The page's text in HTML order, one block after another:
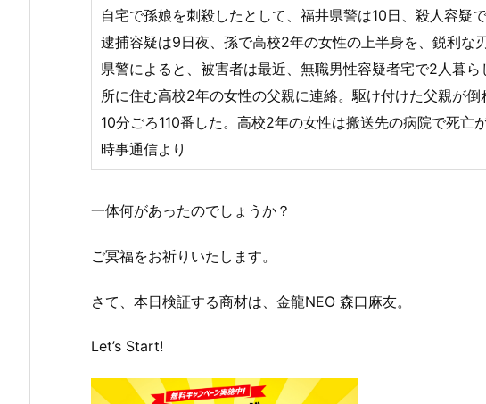
自宅で孫娘を刺殺したとして、福井県警は10日、殺人容疑
逮捕容疑は9日夜、孫で高校2年の女性の上半身を、鋭利な
県警によると、被害者は最近、無職男性容疑者宅で2人暮
所に住む高校2年の女性の父親に連絡。駆け付けた父親が
10分ごろ110番した。高校2年の女性は搬送先の病院で死亡
時事通信より
一体何があったのでしょうか？
ご冥福をお祈りいたします。
さて、本日検証する商材は、金龍NEO 森口麻友。
Let’s Start!